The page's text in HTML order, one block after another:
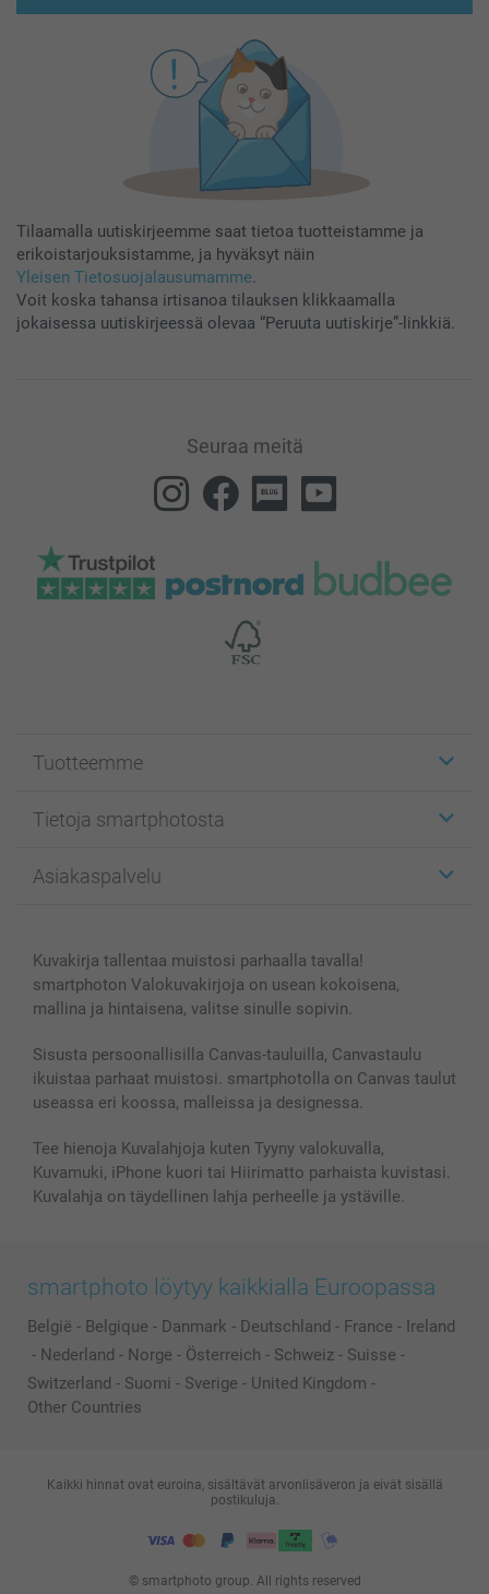
Tilaamalla uutiskirjeemme saat tietoa tuotteistamme ja
erikoistarjouksistamme, ja hyväksyt näin
Yleisen Tietosuojalausumamme.
Voit koska tahansa irtisanoa tilauksen klikkaamalla
jokaisessa uutiskirjeessä olevaa “Peruuta uutiskirje”-linkkiä.
Seuraa meitä
Tuotteemme
Kuvakortit
Kuvakirjat
Kännykkä & Tabletti
MyNameBook
Valokuvakehykset & Lisätarvikkeet
Lahjakortti
Kaikki kuvatuotteet
Tietoja smartphotosta
Affiliate ohjelma
Sivukartta
Ehdot/takuut
Asiakaspalvelu
smartbonus
Hinnat & maksutavat
Kuvakirja tallentaa muistosi parhaalla tavalla!
smartphoton Valokuvakirjoja on usean kokoisena,
mallina ja hintaisena, valitse sinulle sopivin.
Sisusta persoonallisilla Canvas-tauluilla, Canvastaulu
ikuistaa parhaat muistosi. smartphotolla on Canvas taulut
useassa eri koossa, malleissa ja designessa.
Tee hienoja Kuvalahjoja kuten Tyyny valokuvalla,
Kuvamuki, iPhone kuori tai Hiirimatto parhaista kuvistasi.
Kuvalahja on täydellinen lahja perheelle ja ystäville.
smartphoto löytyy kaikkialla Euroopassa
België - Belgique - Danmark - Deutschland - France - Ireland
- Nederland - Norge - Österreich - Schweiz - Suisse -
Switzerland - Suomi - Sverige - United Kingdom -
Other Countries
© smartphoto group. All rights reserved
Kaikki hinnat ovat euroina, sisältävät arvonlisäveron ja eivät sisällä
postikuluja.